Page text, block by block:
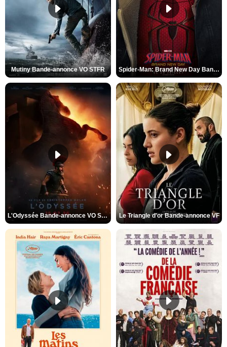
Mutiny Bande-annonce VO STFR Spider-Man: Brand New Day Bande-annonce VO STFR
L'Odyssée Bande-annonce VO STFR Le Triangle d'or Bande-annonce VF